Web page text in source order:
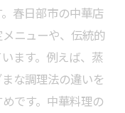
春日部市の中華店
ニューや、伝統的
ます。例えば、蒸
な調理法の違いを
です。中華料理の